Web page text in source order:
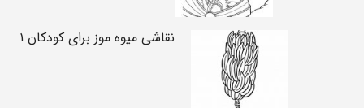
نقاشی میوه موز برای کودکان ۱